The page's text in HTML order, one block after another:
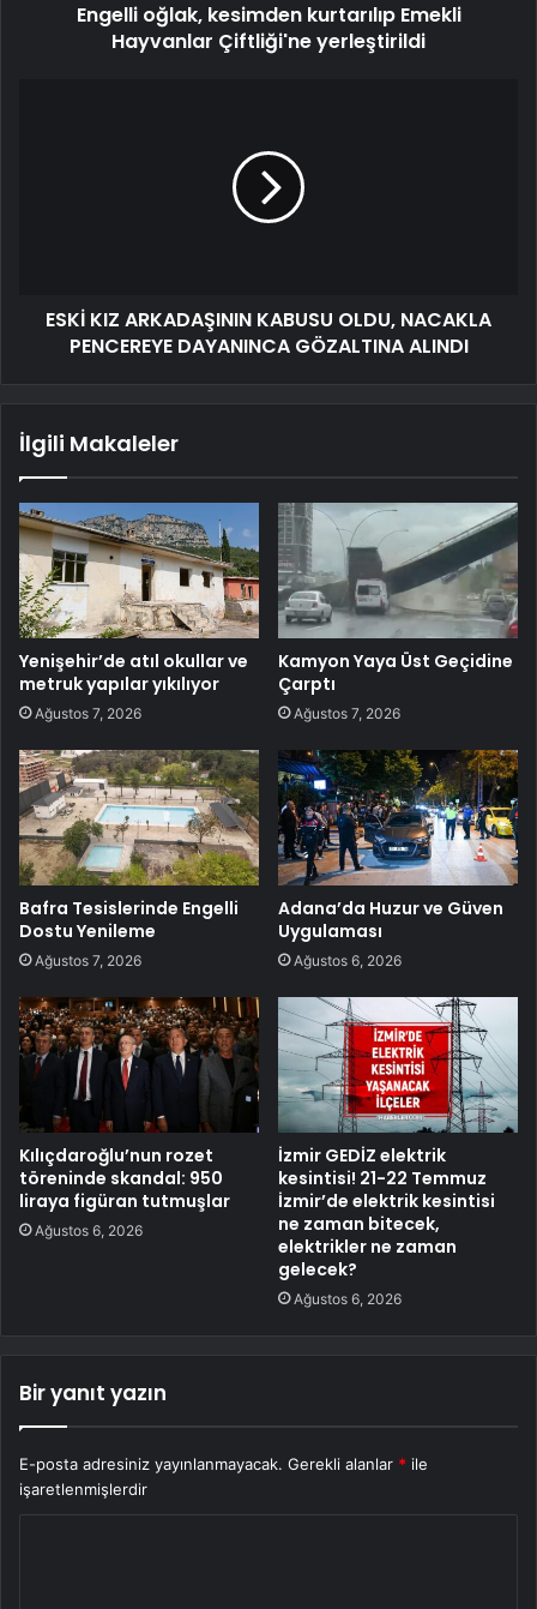
Engelli oğlak, kesimden kurtarılıp Emekli
Hayvanlar Çiftliği'ne yerleştirildi
ESKİ KIZ ARKADAŞININ KABUSU OLDU, NACAKLA
PENCEREYE DAYANINCA GÖZALTINA ALINDI
İlgili Makaleler
Yenişehir’de atıl okullar ve
metruk yapılar yıkılıyor
Ağustos 7, 2026
Kamyon Yaya Üst Geçidine
Çarptı
Ağustos 7, 2026
Bafra Tesislerinde Engelli
Dostu Yenileme
Ağustos 7, 2026
Adana’da Huzur ve Güven
Uygulaması
Ağustos 6, 2026
Kılıçdaroğlu’nun rozet
töreninde skandal: 950
liraya figüran tutmuşlar
Ağustos 6, 2026
İzmir GEDİZ elektrik
kesintisi! 21-22 Temmuz
İzmir’de elektrik kesintisi
ne zaman bitecek,
elektrikler ne zaman
gelecek?
Ağustos 6, 2026
Bir yanıt yazın
E-posta adresiniz yayınlanmayacak. Gerekli alanlar * ile
işaretlenmişlerdir